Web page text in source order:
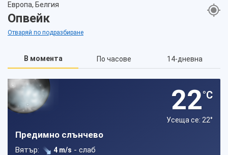
Европа, Белгия
Опвейк
Отваряй по подразбиране
В момента По часове 14-дневна
22°C
Усеща се: 22°
Предимно слънчево
Вятър: 4 m/s - слаб